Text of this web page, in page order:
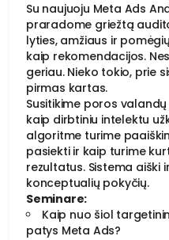
Su naujuoju Meta Ads
praradome griežtą
lyties, amžiaus ir
kaip rekomendacijos.
geriau. Nieko tokio, prie
pirmas kartas.
Susitikime poros
kaip dirbtiniu intelektu
algoritme turime
pasiekti ir kaip turime
rezultatus. Sistema aiški
konceptualių pokyčių.
Seminare:
Kaip nuo šiol
patys Meta Ads?